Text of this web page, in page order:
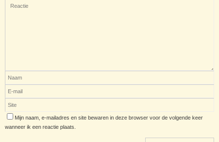
Mijn naam, e-mailadres en site bewaren in deze browser voor de volgende keer
wanneer ik een reactie plaats.